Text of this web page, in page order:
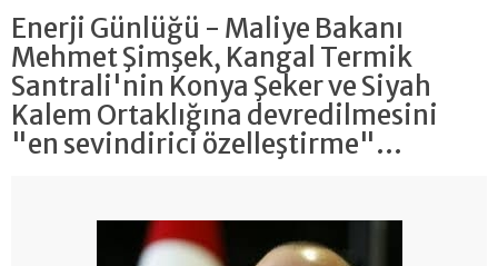
Enerji Günlüğü - Maliye Bakanı
Mehmet Şimşek, Kangal Termik
Santrali'nin Konya Şeker ve Siyah
Kalem Ortaklığına devredilmesini
"en sevindirici özelleştirme"...